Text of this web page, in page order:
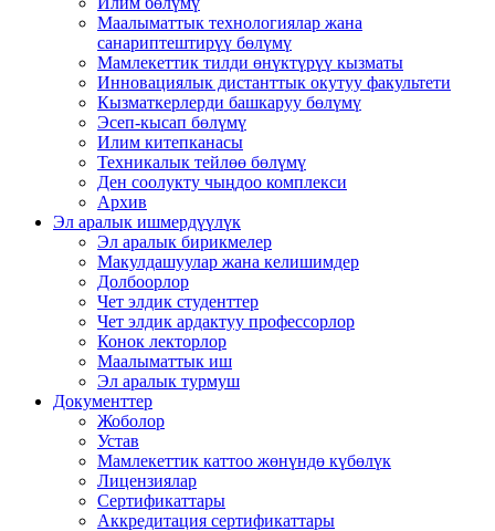
Маалыматтык технологиялар жана
санариптештирүү бөлүмү
Мамлекеттик тилди өнүктүрүү кызматы
Инновациялык дистанттык окутуу факультети
Кызматкерлерди башкаруу бөлүмү
Эсеп-кысап бөлүмү
Илим китепканасы
Техникалык тейлөө бөлүмү
Ден соолукту чыңдоо комплекси
Архив
Эл аралык ишмердүүлүк
Эл аралык бирикмелер
Макулдашуулар жана келишимдер
Долбоорлор
Чет элдик студенттер
Чет элдик ардактуу профессорлор
Конок лекторлор
Маалыматтык иш
Эл аралык турмуш
Документтер
Жоболор
Устав
Мамлекеттик каттоо жөнүндө күбөлүк
Лицензиялар
Сертификаттары
Аккредитация сертификаттары